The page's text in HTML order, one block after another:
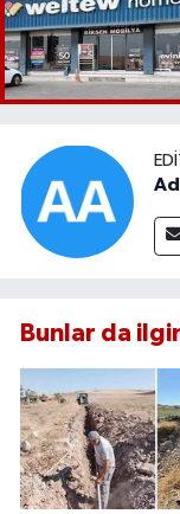
Bunlar da